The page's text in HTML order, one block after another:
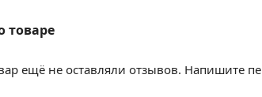
товаре
ещё не оставляли отзывов. Напишите